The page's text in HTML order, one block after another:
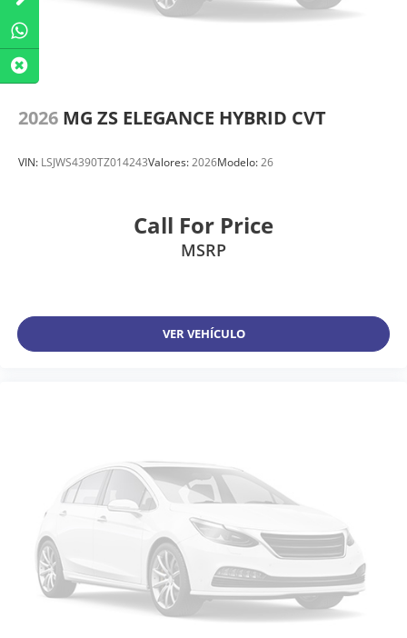
2026 MG ZS ELEGANCE HYBRID CVT
VIN: LSJWS4390TZ014243Valores:2026Modelo:26
Call For Price
MSRP
VER VEHÍCULO